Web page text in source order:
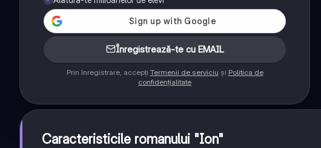
Înregistrează-te cu EMAIL
Prin înregistrare, accepți Termenii de serviciu și Politica de
confidențialitate
Caracteristicile romanului "Ion"